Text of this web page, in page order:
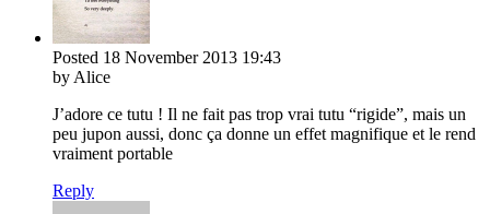
Posted 18 November 2013 19:43
by Alice
J’adore ce tutu ! Il ne fait pas trop vrai tutu “rigide”, mais un
peu jupon aussi, donc ça donne un effet magnifique et le rend
vraiment portable
Reply